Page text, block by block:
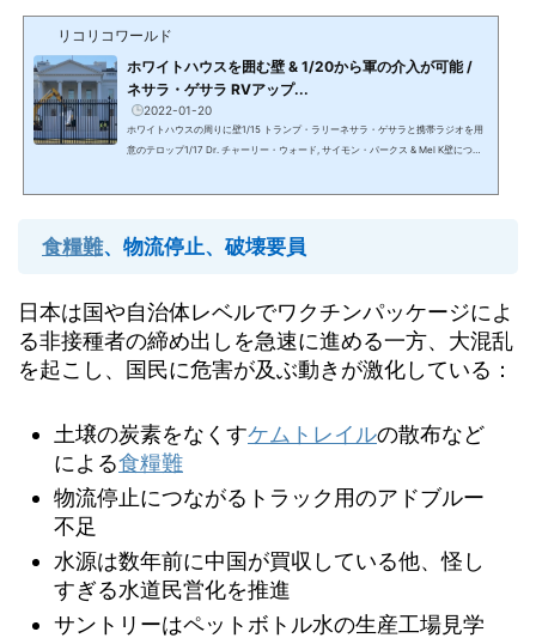
リコリコワールド
ホワイトハウスを囲む壁 & 1/20から軍の介入が可能 /
ネサラ・ゲサラ RVアップ...
2022-01-20
ホワイトハウスの周りに壁1/15 トランプ・ラリーネサラ・ゲサラと携帯ラジオを用
意のテロップ1/17 Dr. チャーリー・ウォード, サイモン・パークス & Mel K壁につい
くように】が流れた。2022/2/21にTruth Social/...
食糧難、物流停止、破壊要員
日本は国や自治体レベルでワクチンパッケージによ
る非接種者の締め出しを急速に進める一方、大混乱
を起こし、国民に危害が及ぶ動きが激化している：
土壌の炭素をなくすケムトレイルの散布など
による食糧難
物流停止につながるトラック用のアドブルー
不足
水源は数年前に中国が買収している他、怪し
すぎる水道民営化を推進
サントリーはペットボトル水の生産工場見学